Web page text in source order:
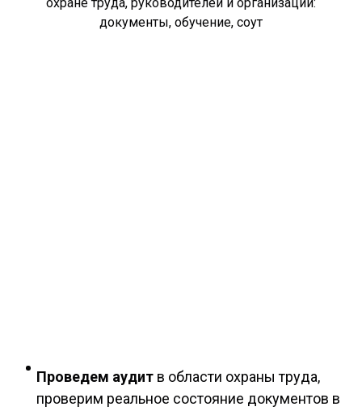
документы, обучение, соут
Проведем аудит в области охраны труда,
проверим реальное состояние документов в